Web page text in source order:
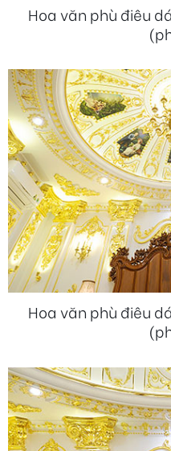
Hoa văn phù điêu
Hoa văn phù điêu